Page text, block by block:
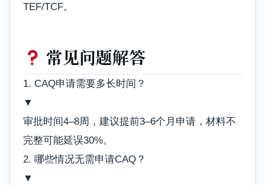
TEF/TCF。
常见问题解答
1. CAQ申请需要多长时间？
▼
审批时间4–8周，建议提前3–6个月申请，材料不
完整可能延误30%。
2. 哪些情况无需申请CAQ？
▼